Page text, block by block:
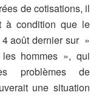
de cotisations, il
à condition que le
août dernier sur »
hommes », qui
problèmes de
une situation